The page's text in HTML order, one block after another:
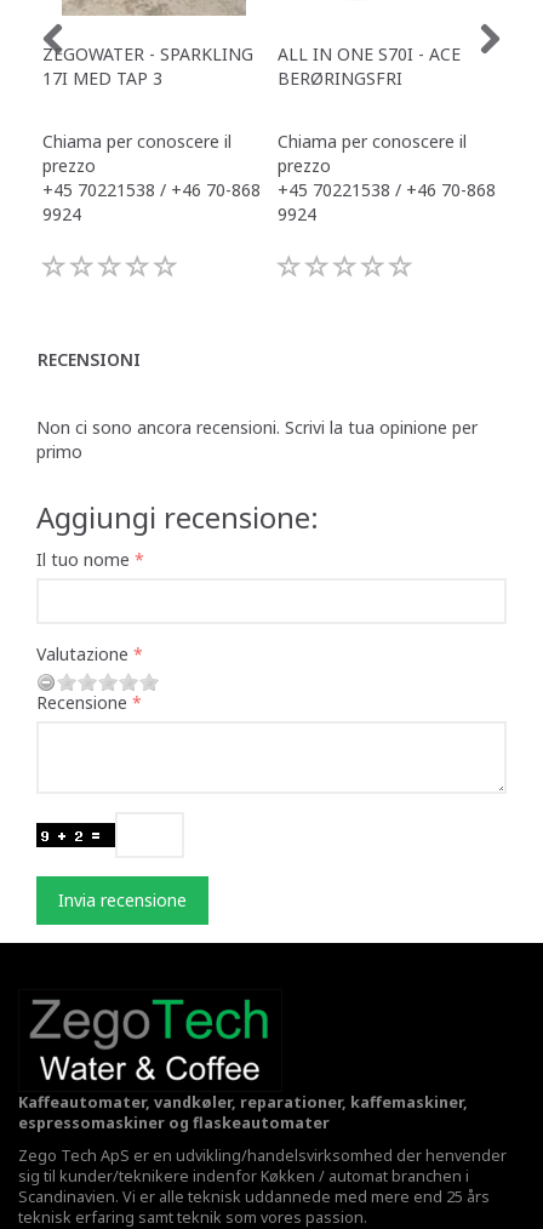
ZEGOWATER - SPARKLING
17I MED TAP 3
Chiama per conoscere il
prezzo
+45 70221538 / +46 70-868
9924
ALL IN ONE S70I - ACE
BERØRINGSFRI
Chiama per conoscere il
prezzo
+45 70221538 / +46 70-868
9924
RECENSIONI
Non ci sono ancora recensioni. Scrivi la tua opinione per
primo
Aggiungi recensione:
Il tuo nome
Valutazione
Recensione
Invia recensione
Kaffeautomater, vandkøler, reparationer, kaffemaskiner,
espressomaskiner og flaskeautomater
Zego Tech ApS er en udvikling/handelsvirksomhed der henvender
sig til kunder/teknikere indenfor Køkken / automat branchen i
Scandinavien. Vi er alle teknisk uddannede med mere end 25 års
teknisk erfaring samt teknik som vores passion.